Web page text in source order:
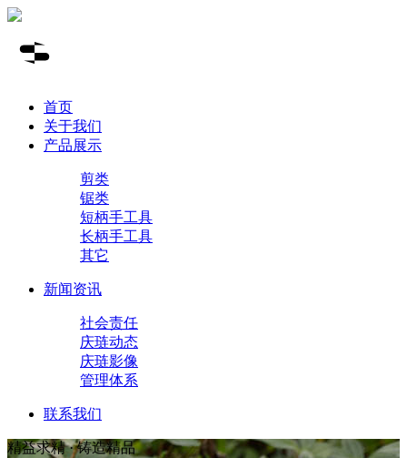
首页
关于我们
产品展示
剪类
锯类
短柄手工具
长柄手工具
其它
新闻资讯
社会责任
庆琏动态
庆琏影像
管理体系
联系我们
精益求精 · 铸造精品